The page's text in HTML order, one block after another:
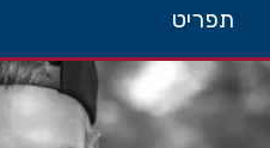
תפריט